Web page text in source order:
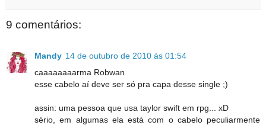
9 comentários:
Mandy 14 de outubro de 2010 às 01:54
caaaaaaaarma Robwan
esse cabelo aí deve ser só pra capa desse single ;)
assin: uma pessoa que usa taylor swift em rpg... xD
sério, em algumas ela está com o cabelo peculiarmente